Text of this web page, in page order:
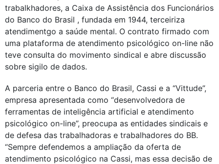
trabalkhadores, a Caixa de Assistência dos Funcionários
do Banco do Brasil , fundada em 1944, terceiriza
atendimentgo a saúde mental. O contrato firmado com
uma plataforma de atendimento psicológico on-line não
teve consulta do movimento sindical e abre discussão
sobre sigilo de dados.
A parceria entre o Banco do Brasil, Cassi e a “Vittude”,
empresa apresentada como “desenvolvedora de
ferramentas de inteligência artificial e atendimento
psicológico on-line”, preocupa as entidades sindicais e
de defesa das trabalhadoras e trabalhadores do BB.
“Sempre defendemos a ampliação da oferta de
atendimento psicológico na Cassi, mas essa decisão de